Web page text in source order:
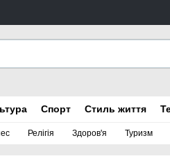
Релігія Здоров'я Туризм
Спорт Стиль життя